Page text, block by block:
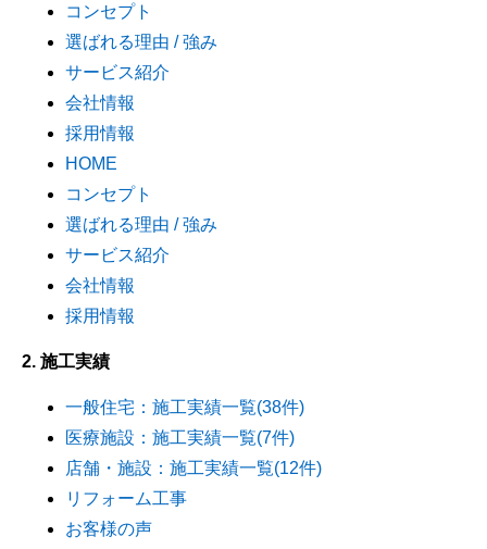
コンセプト
選ばれる理由 / 強み
サービス紹介
会社情報
採用情報
HOME
コンセプト
選ばれる理由 / 強み
サービス紹介
会社情報
採用情報
2. 施工実績
一般住宅：施工実績一覧(38件)
医療施設：施工実績一覧(7件)
店舗・施設：施工実績一覧(12件)
リフォーム工事
お客様の声